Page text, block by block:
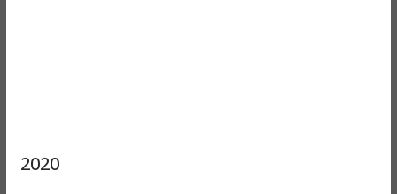
2020